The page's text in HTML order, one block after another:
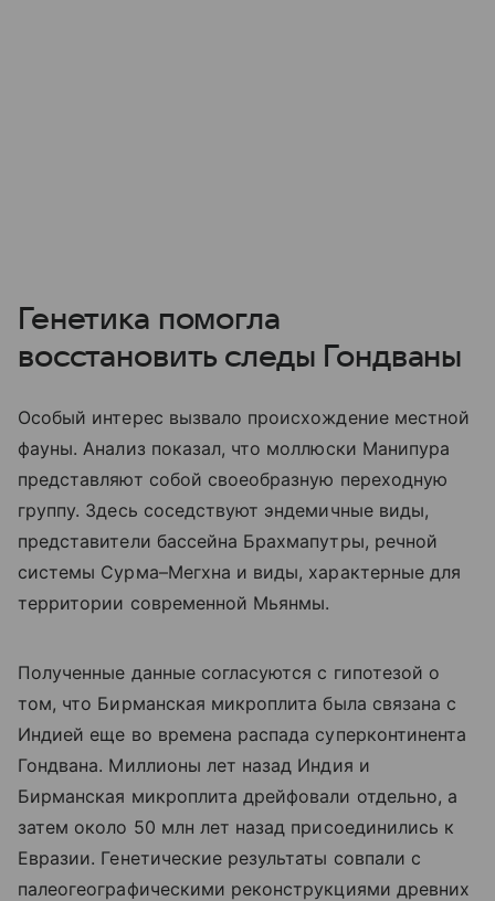
Генетика помогла
восстановить следы Гондваны
Особый интерес вызвало происхождение местной
фауны. Анализ показал, что моллюски Манипура
представляют собой своеобразную переходную
группу. Здесь соседствуют эндемичные виды,
представители бассейна Брахмапутры, речной
системы Сурма–Мегхна и виды, характерные для
территории современной Мьянмы.
Полученные данные согласуются с гипотезой о
том, что Бирманская микроплита была связана с
Индией еще во времена распада суперконтинента
Гондвана. Миллионы лет назад Индия и
Бирманская микроплита дрейфовали отдельно, а
затем около 50 млн лет назад присоединились к
Евразии. Генетические результаты совпали с
палеогеографическими реконструкциями древних